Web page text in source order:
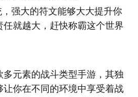
强大的符文能够大大提升你
任就越大，赶快称霸这个世界
多元素的战斗类型手游，其独
你在不同的环境中享受着战